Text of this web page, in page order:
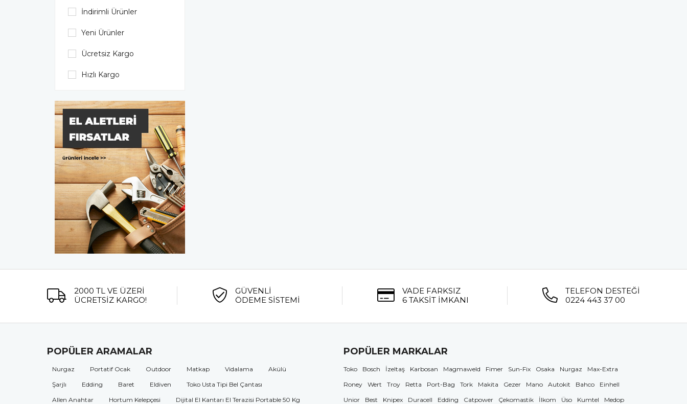
İndirimli Ürünler
Yeni Ürünler
Ücretsiz Kargo
Hızlı Kargo
2000 TL VE ÜZERİ
ÜCRETSİZ KARGO!
GÜVENLİ
ÖDEME SİSTEMİ
VADE FARKSIZ
6 TAKSİT İMKANI
TELEFON DESTEĞİ
0224 443 37 00
POPÜLER ARAMALAR
Nurgaz Portatif Ocak Outdoor Matkap Vidalama
Akülü
Şarjlı
Edding Baret Eldiven
Toko Usta Tipi Bel Çantası
Allen Anahtar
Hortum Kelepçesi
Dijital El Kantarı El Terazisi Portable 50 Kg
POPÜLER MARKALAR
Toko Bosch İzeltaş Karbosan Magmaweld Fimer Sun-Fix Osaka Nurgaz
Max-Extra
Roney
Wert Troy Retta Port-Bag Tork Makita Gezer Mano Autokit Bahco
Einhell
Unior
Best Knipex Duracell Edding Catpower Çekomastik İlkom Üso Kumtel
Medop